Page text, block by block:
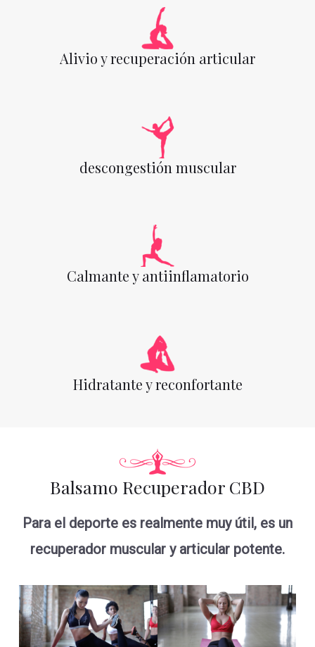
Alivio y recuperación articular
descongestión muscular
Calmante y antiinflamatorio
Hidratante y reconfortante
Balsamo Recuperador CBD
Para el deporte es realmente muy útil, es un
recuperador muscular y articular potente.